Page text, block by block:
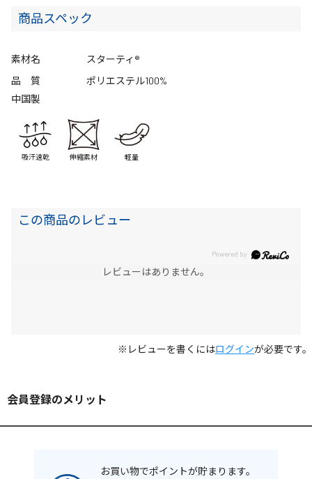
商品スペック
素材名
スターティ®
品 質
ポリエステル100%
中国製
吸汗速乾 伸縮素材 軽量
この商品のレビュー
レビューはありません。
※レビューを書くにはログインが必要です。
会員登録のメリット
お買い物でポイントが貯まります。